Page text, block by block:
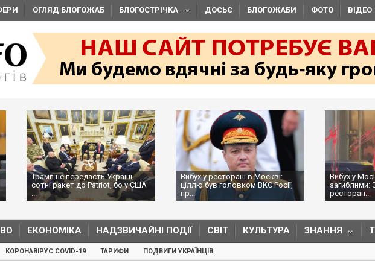
ОГЛЯД БЛОГОЖАБ БЛОГОСТРІЧКА ДОСЬЄ БЛОГОЖАБИ ФОТО ВІДЕО
Трамп не передасть Україні
сотні ракет до Patriot, бо у США
...
Вибух у ресторані в Москві:
ціллю був головком ВКС Росії,
пр...
Вибух у
загиблими:
ресторан...
ЕКОНОМІКА НАДЗВИЧАЙНІ ПОДІЇ СВІТ КУЛЬТУРА ЗНАННЯ
КОРОНАВІРУС COVID-19 ТАРИФИ ПОДВИГИ УКРАЇНЦІВ